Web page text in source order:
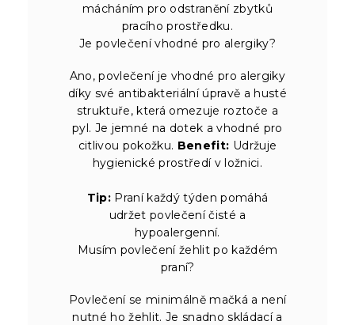
mácháním pro odstranění zbytků
pracího prostředku.
Je povlečení vhodné pro alergiky?
Ano, povlečení je vhodné pro alergiky
díky své antibakteriální úpravě a husté
struktuře, která omezuje roztoče a
pyl. Je jemné na dotek a vhodné pro
citlivou pokožku. Benefit: Udržuje
hygienické prostředí v ložnici.
Tip: Praní každý týden pomáhá
udržet povlečení čisté a
hypoalergenní.
Musím povlečení žehlit po každém
praní?
Povlečení se minimálně mačká a není
nutné ho žehlit. Je snadno skládací a